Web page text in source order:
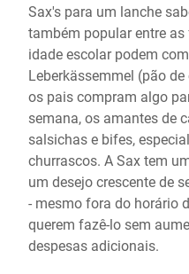
Sax's para um lanche
também popular entre
idade escolar podem
Leberkässemmel (pão
os pais compram algo
semana, os amantes de
salsichas e bifes,
churrascos. A Sax tem
um desejo crescente de
- mesmo fora do horário
querem fazê-lo sem
despesas adicionais.